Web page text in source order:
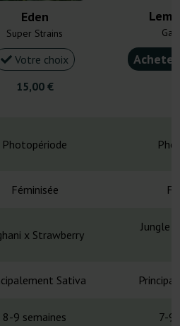
Eden
Super Strains
Votre choix
15,00 €
Photopériode
Féminisée
x Strawberry
Jungle
Sativa
8-9 semaines 7-9